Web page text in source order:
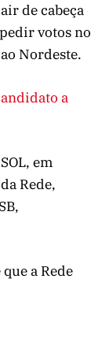
de cabeça
votos no
Nordeste.
a
em
Rede,
a Rede